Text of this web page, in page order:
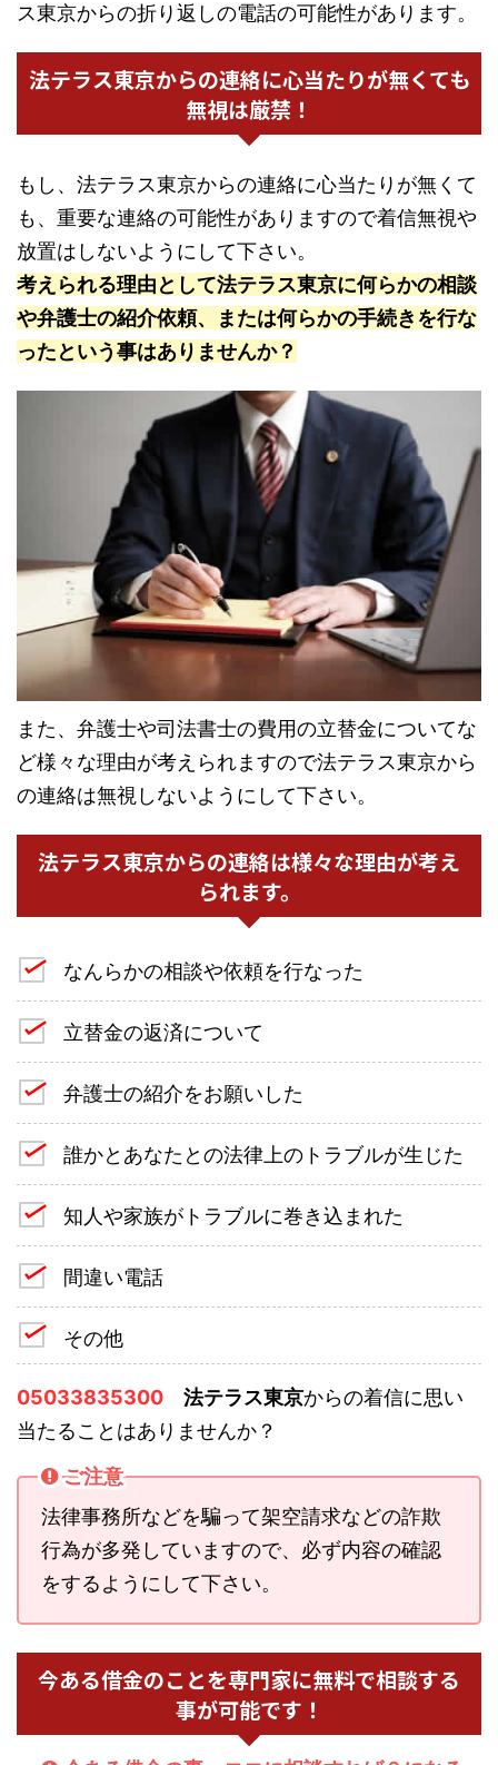
ス東京からの折り返しの電話の可能性があります。
法テラス東京からの連絡に心当たりが無くても
無視は厳禁！
もし、法テラス東京からの連絡に心当たりが無くて
も、重要な連絡の可能性がありますので着信無視や
放置はしないようにして下さい。
考えられる理由として法テラス東京に何らかの相談
や弁護士の紹介依頼、または何らかの手続きを行な
ったという事はありませんか？
また、弁護士や司法書士の費用の立替金についてな
ど様々な理由が考えられますので法テラス東京から
の連絡は無視しないようにして下さい。
法テラス東京からの連絡は様々な理由が考え
られます。
なんらかの相談や依頼を行なった
立替金の返済について
弁護士の紹介をお願いした
誰かとあなたとの法律上のトラブルが生じた
知人や家族がトラブルに巻き込まれた
間違い電話
その他
05033835300 法テラス東京からの着信に思い
当たることはありませんか？
ご注意
法律事務所などを騙って架空請求などの詐欺
行為が多発していますので、必ず内容の確認
をするようにして下さい。
今ある借金のことを専門家に無料で相談する
事が可能です！